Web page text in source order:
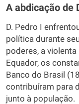
A abdicação de
D. Pedro I
política durante
poderes, a
Equador, os
Banco do Brasil
contribuíram para
junto à população.